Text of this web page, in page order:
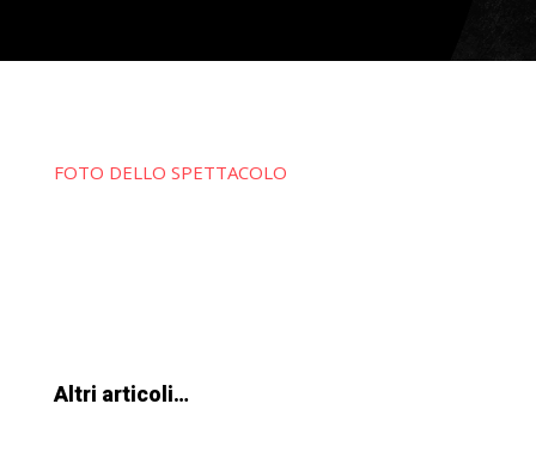
FOTO DELLO SPETTACOLO
Altri articoli…